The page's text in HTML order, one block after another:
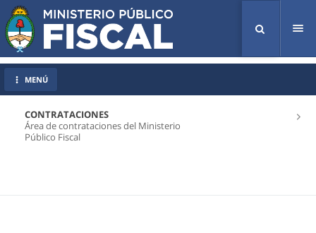
CONTRATACIONES
Área de contrataciones del Ministerio
Público Fiscal
MENÚ